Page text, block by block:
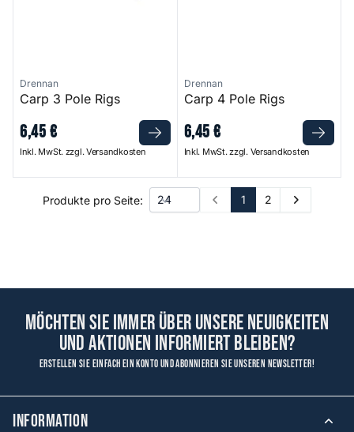
Drennan
Carp 3 Pole Rigs
6,45€
Inkl. MwSt. zzgl. Versandkosten
Drennan
Carp 4 Pole Rigs
6,45€
Inkl. MwSt. zzgl. Versandkosten
Produkte pro Seite: Prev 1 2 Next
Möchten Sie immer über unsere Neuigkeiten
und Aktionen informiert bleiben?
Erstellen Sie einfach ein Konto und abonnieren Sie unseren Newsletter!
Information